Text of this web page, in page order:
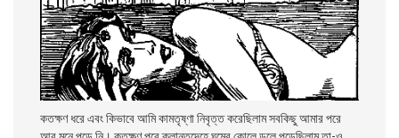
কতক্ষণ ধরে এবং কিভাবে আমি কামতৃষ্ণা নিবৃত্ত করেছিলাম সবকিছু আমার পরে